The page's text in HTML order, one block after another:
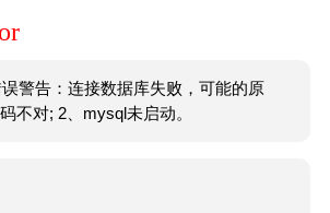
警告：连接数据库失败，可能的原
不对; 2、mysql未启动。